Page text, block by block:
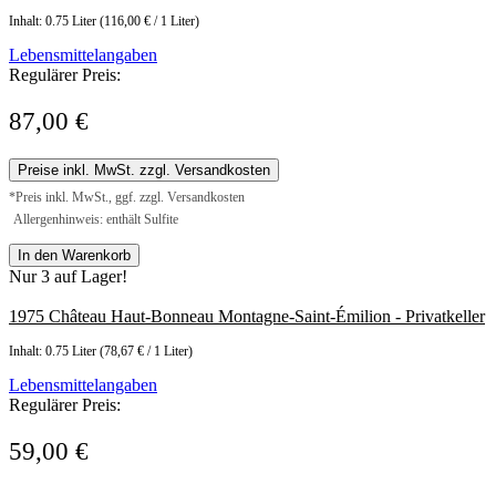
Inhalt: 0.75 Liter (116,00 € / 1 Liter)
Lebensmittelangaben
Regulärer Preis:
87,00 €
Preise inkl. MwSt. zzgl. Versandkosten
*Preis inkl. MwSt., ggf. zzgl. Versandkosten
Allergenhinweis: enthält Sulfite
In den Warenkorb
Nur 3 auf Lager!
1975 Château Haut-Bonneau Montagne-Saint-Émilion - Privatkeller
Inhalt: 0.75 Liter (78,67 € / 1 Liter)
Lebensmittelangaben
Regulärer Preis:
59,00 €